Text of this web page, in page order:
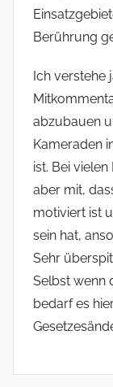
Berührung
Ich verstehe
abzubauen
Kameraden
ist. Bei
aber mit,
motiviert ist
sein hat,
Sehr
Selbst wenn
bedarf es